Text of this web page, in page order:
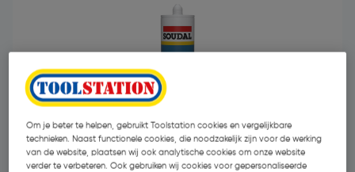
Om je beter te helpen, gebruikt Toolstation cookies en vergelijkbare
technieken. Naast functionele cookies, die noodzakelijk zijn voor de werking
van de website, plaatsen wij ook analytische cookies om onze website
verder te verbeteren. Ook gebruiken wij cookies voor gepersonaliseerde